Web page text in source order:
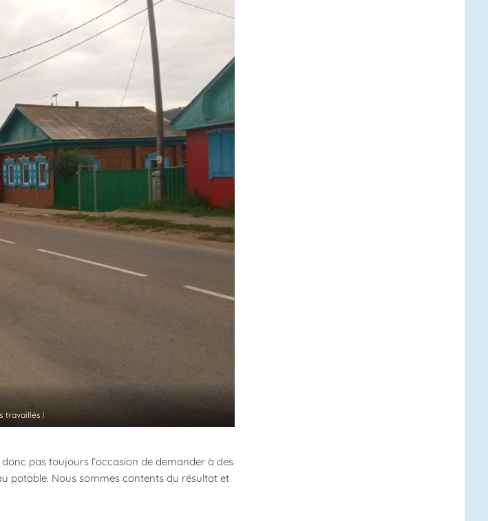
travaillés !
pas toujours l’occasion de demander à des
potable. Nous sommes contents du résultat et